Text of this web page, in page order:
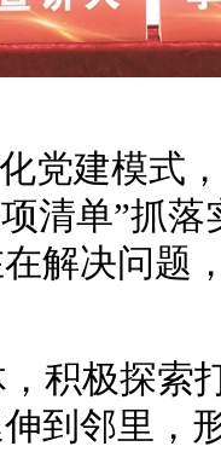
党建模式
清单”抓
解决问题
积极探索
到邻里，